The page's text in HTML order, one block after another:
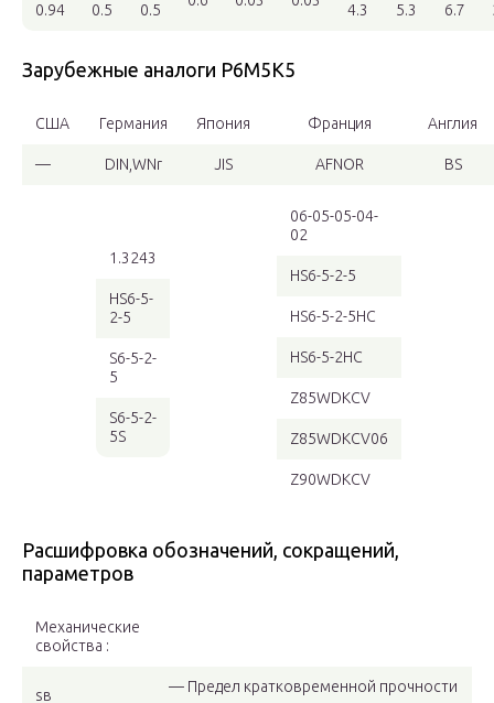
0.94
0.5
0.5
4.3
5.3
6.7
Зарубежные аналоги Р6М5К5
США Германия Япония Франция Англия
— DIN,WNr JIS AFNOR BS
1.3243
HS6-5-
2-5
S6-5-2-
5
S6-5-2-
5S
06-05-05-04-
02
HS6-5-2-5
HS6-5-2-5HC
HS6-5-2HC
Z85WDKCV
Z85WDKCV06
Z90WDKCV
Расшифровка обозначений, сокращений,
параметров
Механические
свойства :
sв
— Предел кратковременной прочности